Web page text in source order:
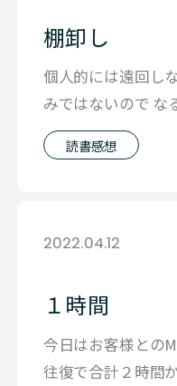
棚卸し
個人的には遠回し
みではないので な
事を伝えるように
読書感想
2022.04.12
１時間
今日はお客様との
往復で合計２時間